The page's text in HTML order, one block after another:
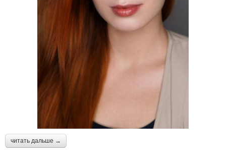
читать дальше →